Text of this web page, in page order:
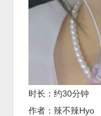
时长：约30分钟
作者：辣不辣Hyo